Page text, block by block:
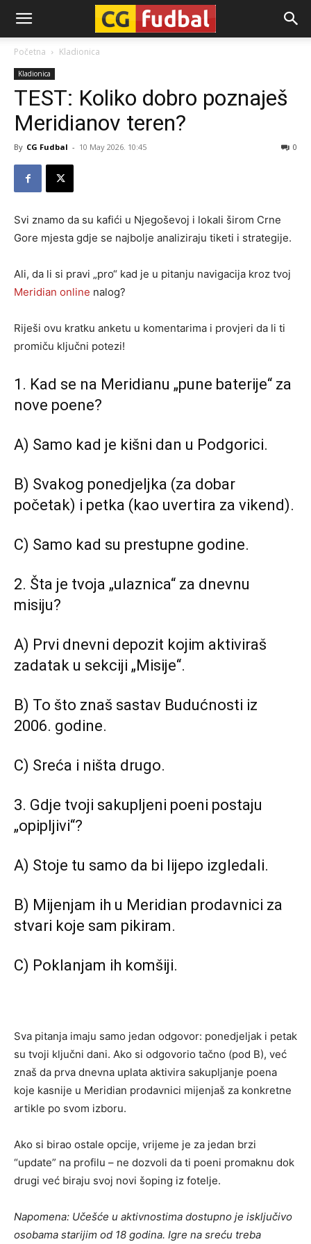
CG-
Fudbal
Početna Kladionica
Kladionica
TEST: Koliko dobro poznaješ
Meridianov teren?
By CG Fudbal - 10 May 2026. 10:45 0
Svi znamo da su kafići u Njegoševoj i lokali širom Crne
Gore mjesta gdje se najbolje analiziraju tiketi i strategije.
Ali, da li si pravi „pro“ kad je u pitanju navigacija kroz tvoj
Meridian online nalog?
Riješi ovu kratku anketu u komentarima i provjeri da li ti
promiču ključni potezi!
1. Kad se na Meridianu „pune baterije“ za
nove poene?
A) Samo kad je kišni dan u Podgorici.
B) Svakog ponedjeljka (za dobar
početak) i petka (kao uvertira za vikend).
C) Samo kad su prestupne godine.
2. Šta je tvoja „ulaznica“ za dnevnu
misiju?
A) Prvi dnevni depozit kojim aktiviraš
zadatak u sekciji „Misije“.
B) To što znaš sastav Budućnosti iz
2006. godine.
C) Sreća i ništa drugo.
3. Gdje tvoji sakupljeni poeni postaju
„opipljivi“?
A) Stoje tu samo da bi lijepo izgledali.
B) Mijenjam ih u Meridian prodavnici za
stvari koje sam pikiram.
C) Poklanjam ih komšiji.
Sva pitanja imaju samo jedan odgovor: ponedjeljak i petak
su tvoji ključni dani. Ako si odgovorio tačno (pod B), već
znaš da prva dnevna uplata aktivira sakupljanje poena
koje kasnije u Meridian prodavnici mijenjaš za konkretne
artikle po svom izboru.
Ako si birao ostale opcije, vrijeme je za jedan brzi
“update” na profilu – ne dozvoli da ti poeni promaknu dok
drugi već biraju svoj novi šoping iz fotelje.
Napomena: Učešće u aktivnostima dostupno je isključivo
osobama starijim od 18 godina. Igre na sreću treba